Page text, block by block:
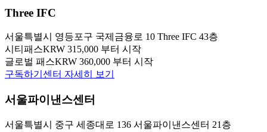
Three IFC
서울특별시 영등포구 국제금융로 10 Three IFC 43층
시티패스KRW 315,000 부터 시작
글로벌 패스KRW 360,000 부터 시작
구독하기 센터 자세히 보기
서울파이낸스센터
서울특별시 중구 세종대로 136 서울파이낸스센터 21층